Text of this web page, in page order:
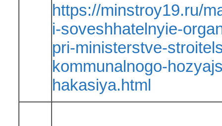
https://minstroy19.ru/
i-soveshhatelnyie-
pri-ministerstve-
kommunalnogo-
hakasiya.html